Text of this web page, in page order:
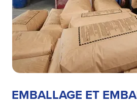
EMBALLAGE ET